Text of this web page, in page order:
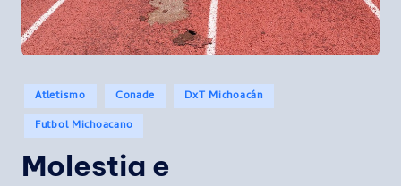
Publicado
en
Atletismo Conade
DxT Michoacán
Futbol Michoacano
Molestia e